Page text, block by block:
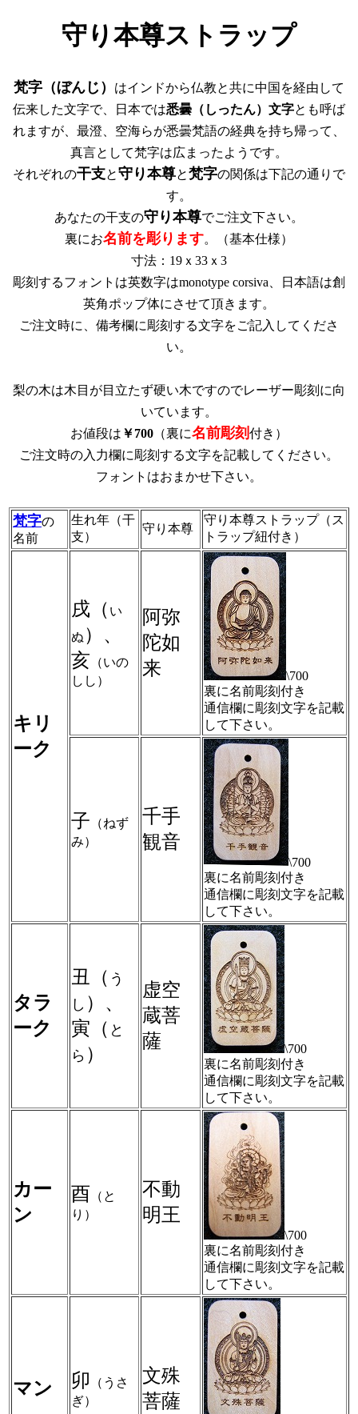
守り本尊ストラップ
梵字（ぼんじ）
はインドから仏教と共に中国を経由して
伝来した文字で、日本では悉曇（しったん）文字とも呼ば
れますが、最澄、空海らが悉曇梵語の経典を持ち帰って、
真言として梵字は広まったようです。
それぞれの干支と守り本尊と梵字の関係は下記の通りで
す。
あなたの干支の守り本尊でご注文下さい。
裏にお名前を彫ります。（基本仕様）
寸法：19ｘ33ｘ3
彫刻するフォントは英数字はmonotype corsiva、日本語は創
英角ポップ体にさせて頂きます。
ご注文時に、備考欄に彫刻する文字をご記入してくださ
い。
梨の木は木目が目立たず硬い木ですのでレーザー彫刻に向
いています。
お値段は ￥700 （裏に名前彫刻付き）
ご注文時の入力欄に彫刻する文字を記載してください。
フォントはおまかせ下さい。
梵字の
名前
生れ年（干
支）
守り本尊
守り本尊ストラップ（ス
トラップ紐付き）
キリ
ーク
戌（ い
ぬ ）、
亥 （いの
しし）
阿弥
陀如
来
\700
裏に名前彫刻付き
通信欄に彫刻文字を記載
して下さい。
子 （ねず
み）
千手
観音
\700
裏に名前彫刻付き
通信欄に彫刻文字を記載
して下さい。
タラ
ーク
丑（ う
し ）、
寅（ と
ら ）
虚空
蔵菩
薩
\700
裏に名前彫刻付き
通信欄に彫刻文字を記載
して下さい。
カー
ン
酉 （と
り）
不動
明王
\700
裏に名前彫刻付き
通信欄に彫刻文字を記載
して下さい。
マン 卯
（うさ
ぎ）
文殊
菩薩